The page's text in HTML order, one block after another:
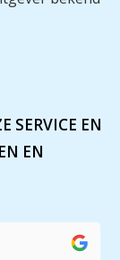
SERVICE EN
EN